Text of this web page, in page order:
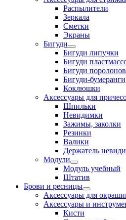
Распылители
Зеркала
Сметки
Экраны
Бигуди
Бигуди липучки
Бигуди
Бигуди
Бигуди-бумеранги
Коклюшки
Аксессуары для
Шпильки
Невидимки
Зажимы, заколки
Резинки
Валики
Держатель
Модули
Модуль учебный
Штатив
Брови и ресницы
Аксессуары для
Аксессуары и
Кисти